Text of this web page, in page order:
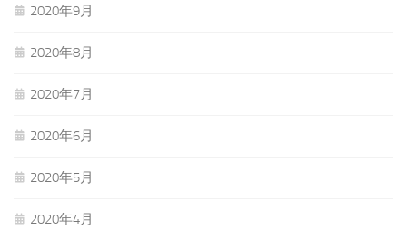
2020年9月
2020年8月
2020年7月
2020年6月
2020年5月
2020年4月